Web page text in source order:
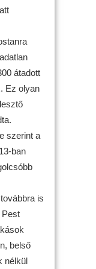
átadott
Ez olyan
szerint a
ban
is
Pest
belső
nélkül